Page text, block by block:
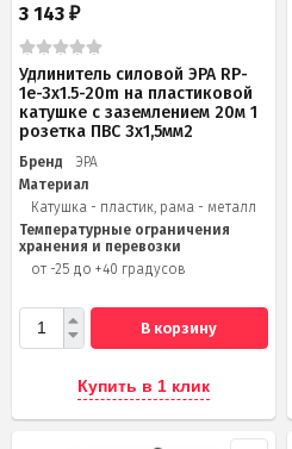
3 143 ₽
Удлинитель силовой ЭРА RP-
1e-3x1.5-20m на пластиковой
катушке c заземлением 20м 1
розетка ПВС 3х1,5мм2
Бренд
ЭРА
Материал
Катушка - пластик, рама - металл
Температурные ограничения
хранения и перевозки
от -25 до +40 градусов
В корзину
Купить в 1 клик